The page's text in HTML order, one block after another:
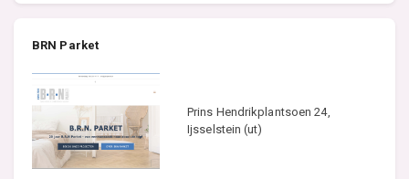
BRN Parket
Prins Hendrikplantsoen 24,
Ijsselstein (ut)